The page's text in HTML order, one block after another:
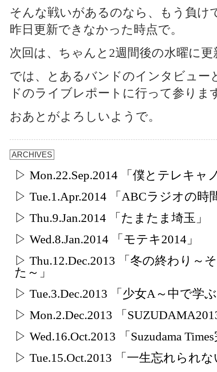
そんな戦いがあるのなら、もう負け
昨日更新できなかった時点で。
次回は、ちゃんと2週間後の水曜に
では、とあるバンドのインタビュー
ドのライブレポートに行って参りま
おあとがよろしいようで。
ARCHIVES
▷ Mon.22.Sep.2014 「僕とテレキャ
▷ Tue.1.Apr.2014 「ABCラジオの時
▷ Thu.9.Jan.2014 「たまたま埼玉」
▷ Wed.8.Jan.2014 「モテキ2014」
▷ Thu.12.Dec.2013 「冬の終わり～
た～」
▷ Tue.3.Dec.2013 「少女A～中で学
▷ Mon.2.Dec.2013 「
▷ Wed.16.Oct.2013 「Suzudama
▷ Tue.15.Oct.2013 「一生忘れられ